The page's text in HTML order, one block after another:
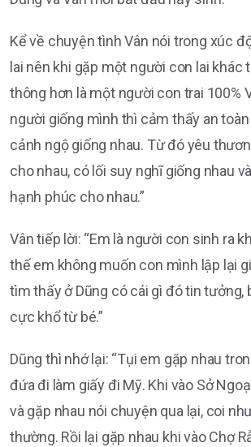
Kể về chuyện tình Vân nói trong xúc
lai nên khi gặp một người con lai khác
thông hơn là một người con trai 100%
người giống mình thì cảm thấy an
cảnh ngộ giống nhau. Từ đó yêu
cho nhau, có lối suy nghĩ giống nhau
hạnh phúc cho nhau.”
Vân tiếp lời: “Em là người con sinh ra
thế em không muốn con mình lập lại
tìm thấy ở Dũng có cái gì đó tin tưởng,
cực khổ từ bé.”
Dũng thì nhớ lại: “Tụi em gặp nhau
đứa đi làm giấy đi Mỹ. Khi vào Sở
và gặp nhau nói chuyện qua lại, coi
thường. Rồi lại gặp nhau khi vào Chợ